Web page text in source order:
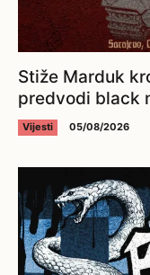
Stiže Marduk
predvodi black
Vijesti 05/08/2026